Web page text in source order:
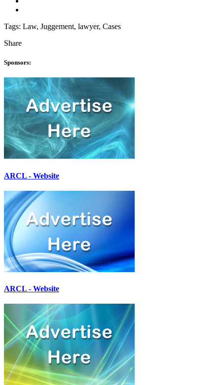
Tags: Law, Juggement, lawyer, Cases
Share
Sponsors:
ARCL - Website
ARCL - Website